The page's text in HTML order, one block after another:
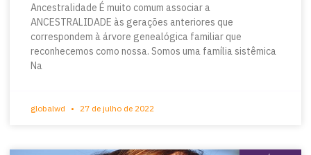
Ancestralidade É muito comum associar a
ANCESTRALIDADE às gerações anteriores que
correspondem à árvore genealógica familiar que
reconhecemos como nossa. Somos uma família sistêmica
Na
globalwd 27 de julho de 2022